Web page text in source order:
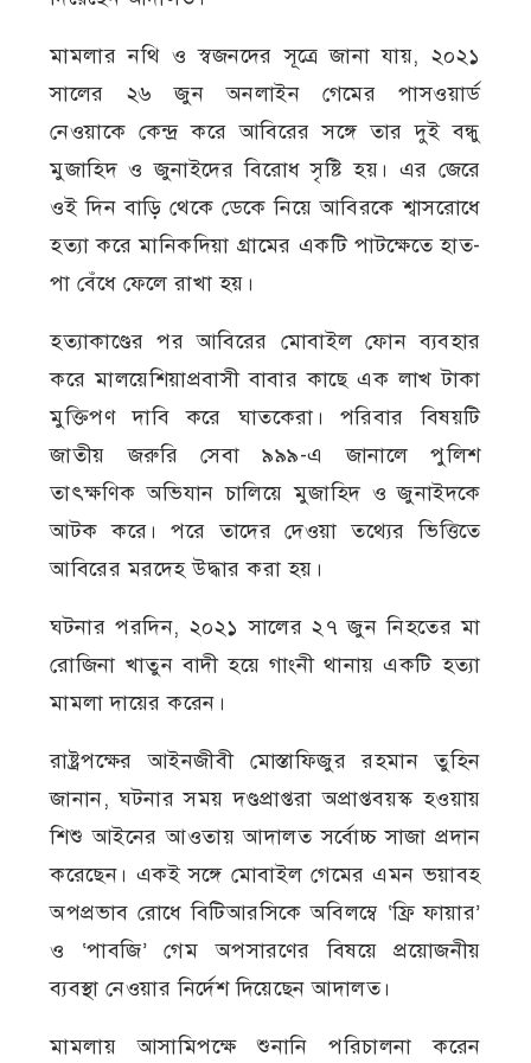
মামলার নথি ও স্বজনদের সূত্রে জানা যায়, ২০২১
সালের ২৬ জুন অনলাইন গেমের পাসওয়ার্ড
নেওয়াকে কেন্দ্র করে আবিরের সঙ্গে তার দুই বন্ধু
মুজাহিদ ও জুনাইদের বিরোধ সৃষ্টি হয়। এর জেরে
ওই দিন বাড়ি থেকে ডেকে নিয়ে আবিরকে শ্বাসরোধে
হত্যা করে মানিকদিয়া গ্রামের একটি পাটক্ষেতে হাত-
পা বেঁধে ফেলে রাখা হয়।
হত্যাকাণ্ডের পর আবিরের মোবাইল ফোন ব্যবহার
করে মালয়েশিয়াপ্রবাসী বাবার কাছে এক লাখ টাকা
মুক্তিপণ দাবি করে ঘাতকেরা। পরিবার বিষয়টি
জাতীয় জরুরি সেবা ৯৯৯-এ জানালে পুলিশ
তাৎক্ষণিক অভিযান চালিয়ে মুজাহিদ ও জুনাইদকে
আটক করে। পরে তাদের দেওয়া তথ্যের ভিত্তিতে
আবিরের মরদেহ উদ্ধার করা হয়।
ঘটনার পরদিন, ২০২১ সালের ২৭ জুন নিহতের মা
রোজিনা খাতুন বাদী হয়ে গাংনী থানায় একটি হত্যা
মামলা দায়ের করেন।
রাষ্ট্রপক্ষের আইনজীবী মোস্তাফিজুর রহমান তুহিন
জানান, ঘটনার সময় দণ্ডপ্রাপ্তরা অপ্রাপ্তবয়স্ক হওয়ায়
শিশু আইনের আওতায় আদালত সর্বোচ্চ সাজা প্রদান
করেছেন। একই সঙ্গে মোবাইল গেমের এমন ভয়াবহ
অপপ্রভাব রোধে বিটিআরসিকে অবিলম্বে ‘ফ্রি ফায়ার’
ও ‘পাবজি’ গেম অপসারণের বিষয়ে প্রয়োজনীয়
ব্যবস্থা নেওয়ার নির্দেশ দিয়েছেন আদালত।
মামলায় আসামিপক্ষে শুনানি পরিচালনা করেন